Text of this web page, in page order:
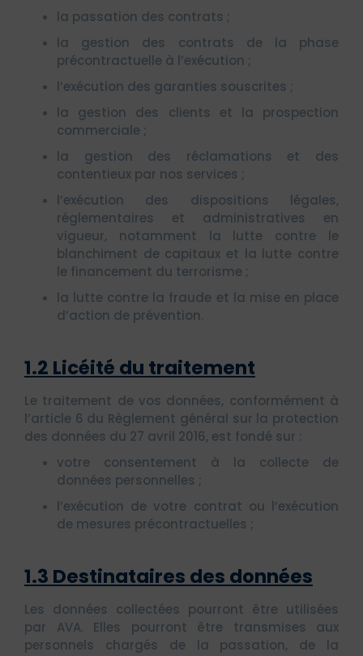
la passation des contrats ;
la gestion des contrats de la phase
précontractuelle à l’exécution ;
l’exécution des garanties souscrites ;
la gestion des clients et la prospection
commerciale ;
la gestion des réclamations et des
contentieux par nos services ;
l’exécution des dispositions légales,
réglementaires et administratives en
vigueur, notamment la lutte contre le
blanchiment de capitaux et la lutte contre
le financement du terrorisme ;
la lutte contre la fraude et la mise en place
d’action de prévention.
1.2 Licéité du traitement
Le traitement de vos données, conformément à
l’article 6 du Règlement général sur la protection
des données du 27 avril 2016, est fondé sur :
votre consentement à la collecte de
données personnelles ;
l’exécution de votre contrat ou l’exécution
de mesures précontractuelles ;
1.3 Destinataires des données
Les données collectées pourront être utilisées
par AVA. Elles pourront être transmises aux
personnels chargés de la passation, de la